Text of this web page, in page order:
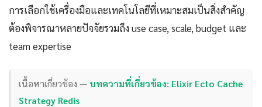
การเลือกใช้เครื่องมือและเทคโนโลยีที่เหมาะสมเป็นสิ่งสำคัญ
ต้องพิจารณาหลายปัจจัยรวมถึง use case, scale, budget และ
team expertise
เนื้อหาเกี่ยวข้อง — บทความที่เกี่ยวข้อง: Elixir Ecto Cache
Strategy Redis